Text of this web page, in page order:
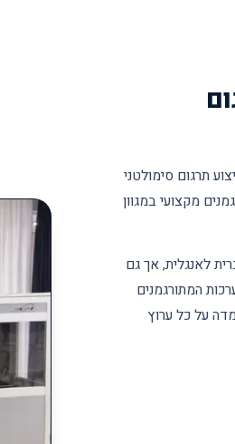
תרגום סימולטני
מקצועי במגוון
לאנגלית, אך גם
המתורגמנים
על כל ערוץ